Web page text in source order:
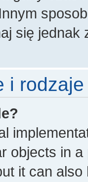
się jednak
i
objects in
it can